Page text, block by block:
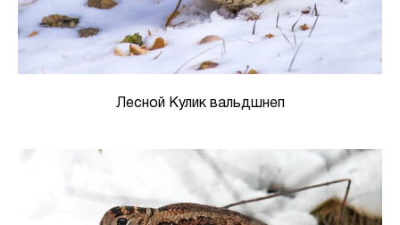
Лесной Кулик вальдшнеп